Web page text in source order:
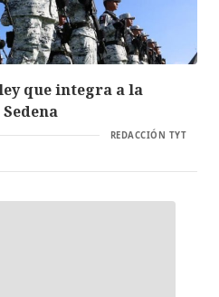
que integra a la
REDACCIÓN TYT